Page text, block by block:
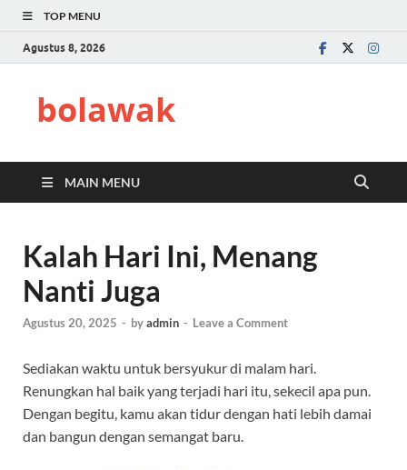
TOP MENU
Agustus 8, 2026
bolawak
MAIN MENU
Kalah Hari Ini, Menang
Nanti Juga
Agustus 20, 2025 - byadmin - Leave a Comment
Sediakan waktu untuk bersyukur di malam hari.
Renungkan hal baik yang terjadi hari itu, sekecil apa pun.
Dengan begitu, kamu akan tidur dengan hati lebih damai
dan bangun dengan semangat baru.